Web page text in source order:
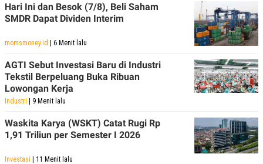
Hari Ini dan Besok (7/8), Beli Saham
SMDR Dapat Dividen Interim
momsmoney.id | 6 Menit lalu
AGTI Sebut Investasi Baru di Industri
Tekstil Berpeluang Buka Ribuan
Lowongan Kerja
Industri | 9 Menit lalu
Waskita Karya (WSKT) Catat Rugi Rp
1,91 Triliun per Semester I 2026
Investasi | 11 Menit lalu